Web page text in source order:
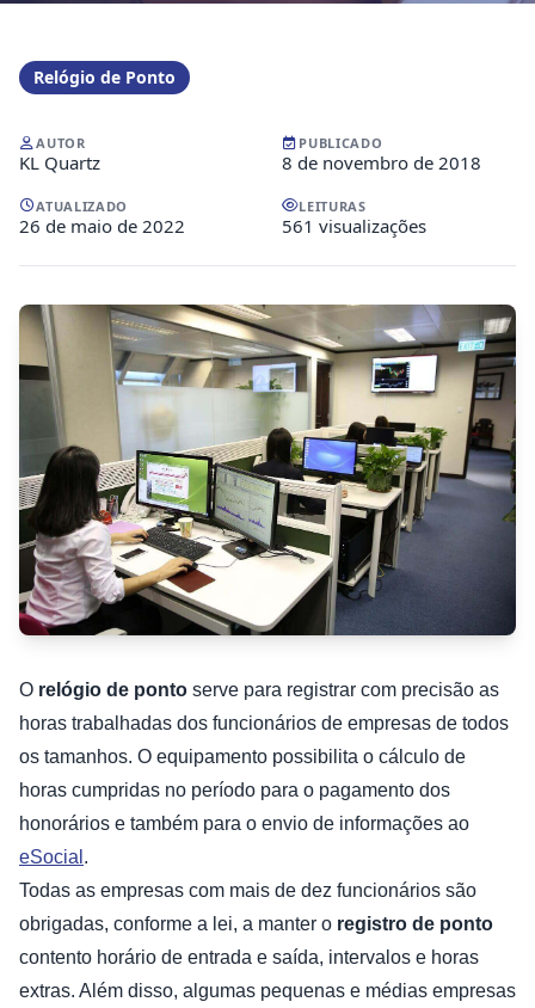
Relógio de Ponto
AUTOR
KL Quartz
PUBLICADO
8 de novembro de 2018
ATUALIZADO
26 de maio de 2022
LEITURAS
561 visualizações
O relógio de ponto serve para registrar com precisão as
horas trabalhadas dos funcionários de empresas de todos
os tamanhos. O equipamento possibilita o cálculo de
horas cumpridas no período para o pagamento dos
honorários e também para o envio de informações ao
eSocial .
Todas as empresas com mais de dez funcionários são
obrigadas, conforme a lei, a manter o registro de ponto
contento horário de entrada e saída, intervalos e horas
extras. Além disso, algumas pequenas e médias empresas